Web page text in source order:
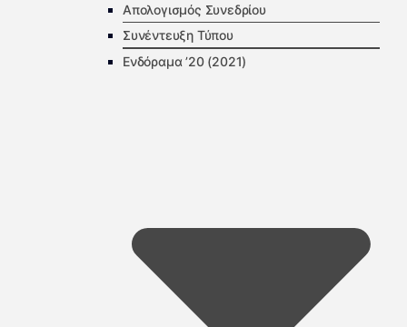
Απολογισμός Συνεδρίου
Συνέντευξη Τύπου
Ενδόραμα ’20 (2021)